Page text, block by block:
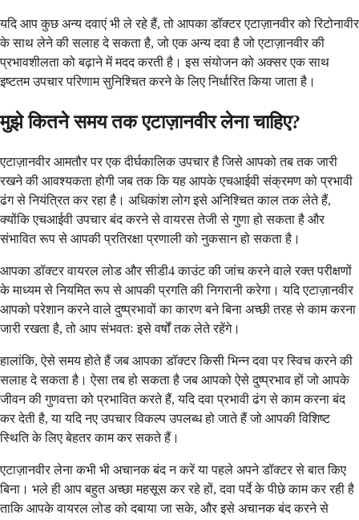
यदि आप कुछ अन्य दवाएं भी ले रहे हैं, तो आपका डॉक्टर एटाज़ानवीर को रिटोनावीर
के साथ लेने की सलाह दे सकता है, जो एक अन्य दवा है जो एटाज़ानवीर की
प्रभावशीलता को बढ़ाने में मदद करती है। इस संयोजन को अक्सर एक साथ
इष्टतम उपचार परिणाम सुनिश्चित करने के लिए निर्धारित किया जाता है।
मुझे कितने समय तक एटाज़ानवीर लेना चाहिए?
एटाज़ानवीर आमतौर पर एक दीर्घकालिक उपचार है जिसे आपको तब तक जारी
रखने की आवश्यकता होगी जब तक कि यह आपके एचआईवी संक्रमण को प्रभावी
ढंग से नियंत्रित कर रहा है। अधिकांश लोग इसे अनिश्चित काल तक लेते हैं,
क्योंकि एचआईवी उपचार बंद करने से वायरस तेजी से गुणा हो सकता है और
संभावित रूप से आपकी प्रतिरक्षा प्रणाली को नुकसान हो सकता है।
आपका डॉक्टर वायरल लोड और सीडी4 काउंट की जांच करने वाले रक्त परीक्षणों
के माध्यम से नियमित रूप से आपकी प्रगति की निगरानी करेगा। यदि एटाज़ानवीर
आपको परेशान करने वाले दुष्प्रभावों का कारण बने बिना अच्छी तरह से काम करना
जारी रखता है, तो आप संभवतः इसे वर्षों तक लेते रहेंगे।
हालांकि, ऐसे समय होते हैं जब आपका डॉक्टर किसी भिन्न दवा पर स्विच करने की
सलाह दे सकता है। ऐसा तब हो सकता है जब आपको ऐसे दुष्प्रभाव हों जो आपके
जीवन की गुणवत्ता को प्रभावित करते हैं, यदि दवा प्रभावी ढंग से काम करना बंद
कर देती है, या यदि नए उपचार विकल्प उपलब्ध हो जाते हैं जो आपकी विशिष्ट
स्थिति के लिए बेहतर काम कर सकते हैं।
एटाज़ानवीर लेना कभी भी अचानक बंद न करें या पहले अपने डॉक्टर से बात किए
बिना। भले ही आप बहुत अच्छा महसूस कर रहे हों, दवा पर्दे के पीछे काम कर रही है
ताकि आपके वायरल लोड को दबाया जा सके, और इसे अचानक बंद करने से